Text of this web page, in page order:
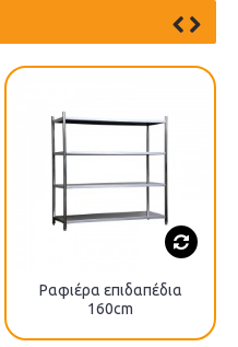
Ραφιέρα επιδαπέδια
160cm